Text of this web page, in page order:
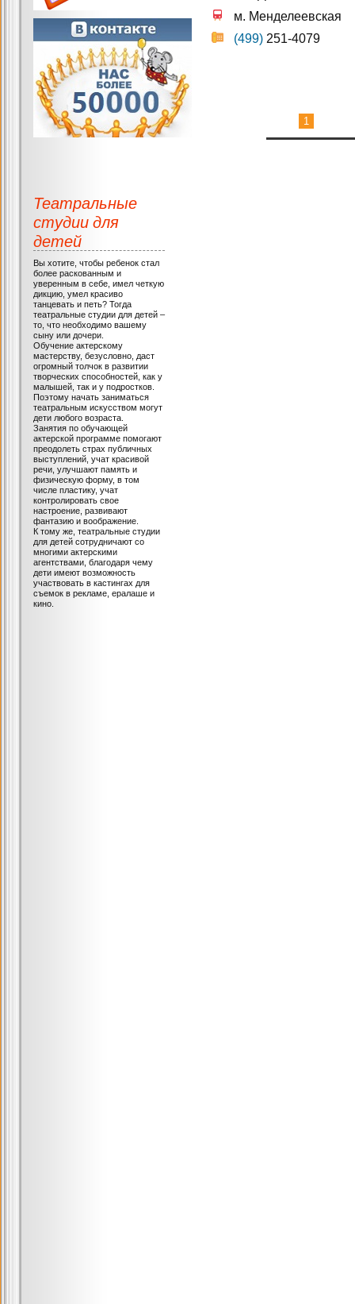
м. Менделеевская
(499) 251-4079
1
Театральные
студии для
детей
Вы хотите, чтобы ребенок стал
более раскованным и
уверенным в себе, имел четкую
дикцию, умел красиво
танцевать и петь? Тогда
театральные студии для детей –
то, что необходимо вашему
сыну или дочери.
Обучение актерскому
мастерству, безусловно, даст
огромный толчок в развитии
творческих способностей, как у
малышей, так и у подростков.
Поэтому начать заниматься
театральным искусством могут
дети любого возраста.
Занятия по обучающей
актерской программе помогают
преодолеть страх публичных
выступлений, учат красивой
речи, улучшают память и
физическую форму, в том
числе пластику, учат
контролировать свое
настроение, развивают
фантазию и воображение.
К тому же, театральные студии
для детей сотрудничают со
многими актерскими
агентствами, благодаря чему
дети имеют возможность
участвовать в кастингах для
съемок в рекламе, ералаше и
кино.